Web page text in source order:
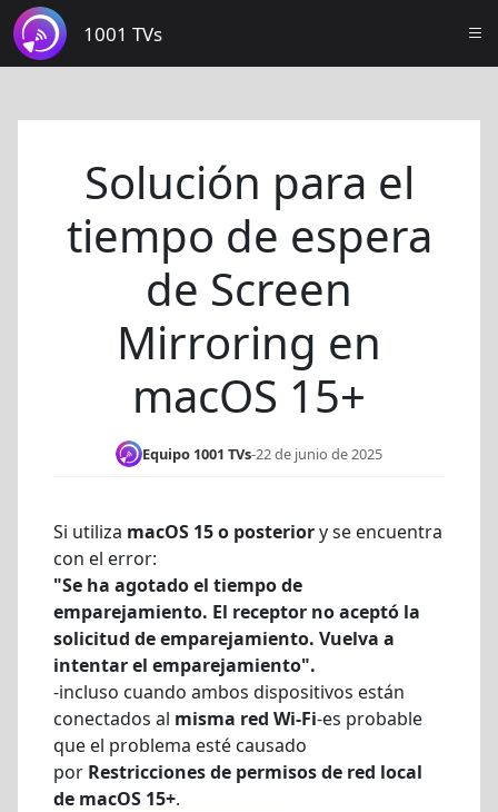
1001 TVs
Solución para el
tiempo de espera
de Screen
Mirroring en
macOS 15+
Equipo 1001 TVs-22 de junio de 2025
Si utiliza macOS 15 o posteriory se encuentra
con el error:
"Se ha agotado el tiempo de
emparejamiento. El receptor no aceptó la
solicitud de emparejamiento. Vuelva a
intentar el emparejamiento".
-incluso cuando ambos dispositivos están
conectados al misma red Wi-Fi-es probable
que el problema esté causado
por Restricciones de permisos de red local
de macOS 15+.